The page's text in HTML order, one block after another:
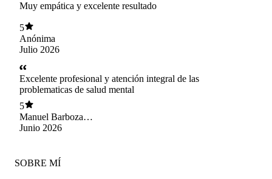
Muy empática y excelente resultado
5
Anónima
Julio 2026
Excelente profesional y atención integral de las
problematicas de salud mental
5
Manuel Barboza
Hinojosa
Junio 2026
SOBRE MÍ